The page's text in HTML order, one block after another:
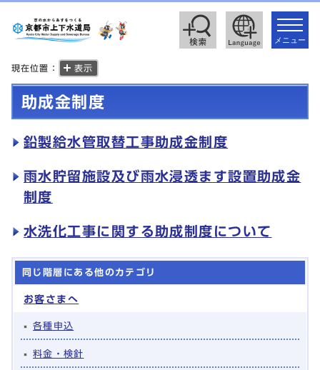
toggle
メニュー
現在位置： 表示
助成金制度
鉛製給水管取替工事助成金制度
雨水貯留施設及び雨水浸透ます設置助成金
制度
水洗化工事に関する助成制度について
同じ階層にある他のカテゴリ
お客さまへ
各種申込
料金・検針